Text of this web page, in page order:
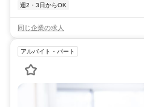
週2・3日からOK
同じ企業の求人
アルバイト・パート